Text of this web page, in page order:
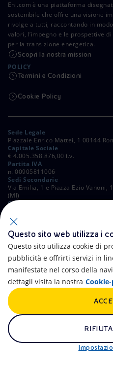
Eni.com è una piattaforma
sostenibile che offre una visione
rivolge a tutti, raccontando in
valori, l’impegno e le prospettive
per la transizione energetica.
Scopri la nostra mission
POLICY
Termini e Condizioni
Cookie Policy
Sede Legale
Piazzale Enrico Mattei, 1 00144
Capitale Sociale
€ 4.005.358.876,00 i.v.
Partita IVA
n. 00905811006
Sedi Secondarie
Via Emilia, 1 e Piazza Ezio Vanoni,
(MI)
C. Fiscale e Registro Imprese di
ALTRI LINK
Accessibilità
Newsletter
Remit
Questo sito web utilizza i
Questo sito utilizza cookie di
pubblicità e offrirti servizi in
manifestate nel corso della
dettagli visita la nostra